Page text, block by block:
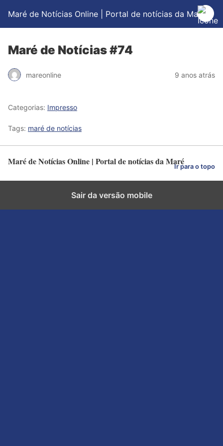
Maré de Notícias Online | Portal de notícias da Maré
Maré de Notícias #74
mareonline 9 anos atrás
Categorias: Impresso
Tags: maré de notícias
Maré de Notícias Online | Portal de notícias da MaréIr para o topo
Sair da versão mobile